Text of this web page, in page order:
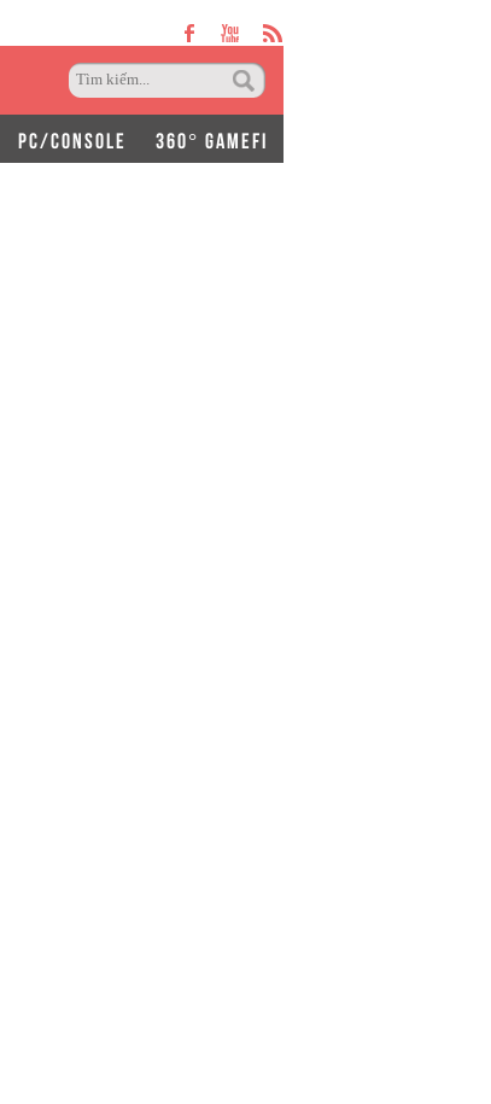
PC/CONSOLE 360° GAMEFI